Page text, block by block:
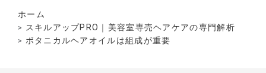
ホーム
> スキルアップPRO｜美容室専売ヘアケアの専門解析
> ボタニカルヘアオイルは組成が重要